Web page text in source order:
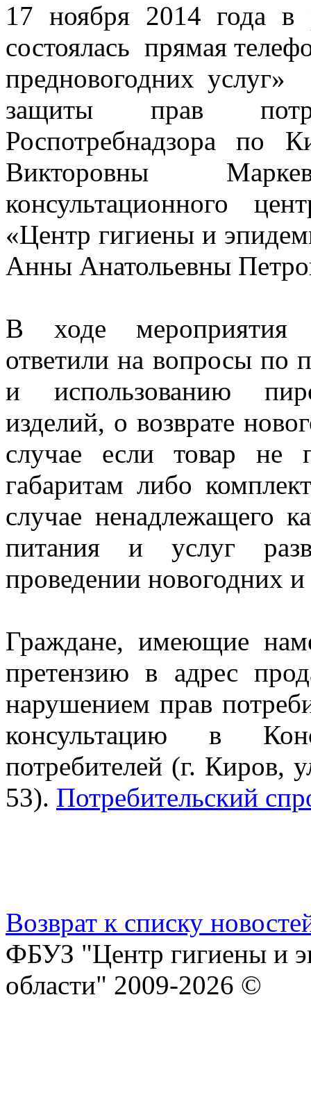
17 ноября 2014 года в
состоялась прямая
предновогодних услуг»
защиты прав
Роспотребнадзора по
Викторовны
консультационного
«Центр гигиены и
Анны Анатольевны
В ходе мероприятия
ответили на вопросы по
и использованию
изделий, о возврате
случае если товар не
габаритам либо
случае ненадлежащего
питания и услуг
проведении новогодних
Граждане, имеющие
претензию в адрес
нарушением прав
консультацию в
потребителей (г. Киров,
53). Потребительский
Возврат к списку
ФБУЗ "Центр гигиены и
области" 2009-2026 ©